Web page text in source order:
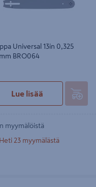
Universal 13in 0,325
BRO064
Lue lisää
myymälöistä
Heti 23 myymälästä